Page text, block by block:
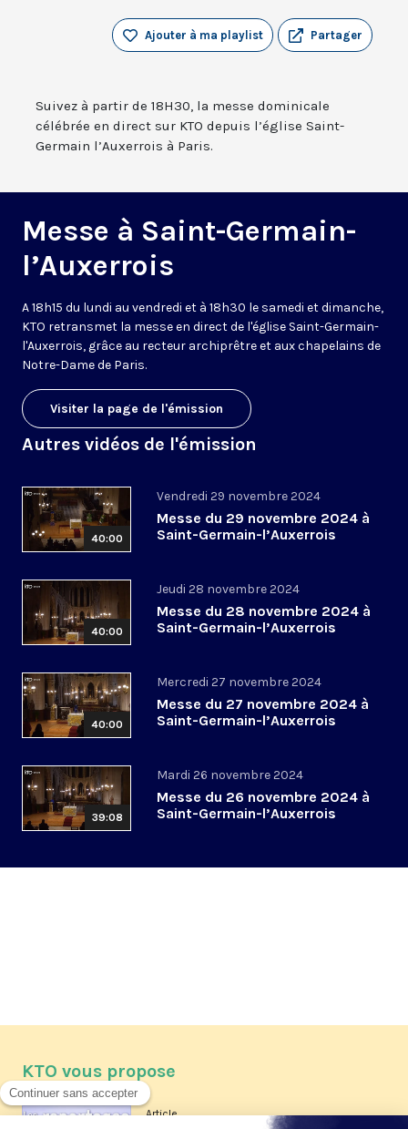
Partager
Ajouter à ma playlist
Suivez à partir de 18H30, la messe dominicale
célébrée en direct sur KTO depuis l’église Saint-
Germain l’Auxerrois à Paris.
Messe à Saint-Germain-
l’Auxerrois
A 18h15 du lundi au vendredi et à 18h30 le samedi et dimanche,
KTO retransmet la messe en direct de l'église Saint-Germain-
l'Auxerrois, grâce au recteur archiprêtre et aux chapelains de
Notre-Dame de Paris.
Visiter la page de l'émission
Autres vidéos de l'émission
40:00
Vendredi 29 novembre 2024
Messe du 29 novembre 2024 à
Saint-Germain-l’Auxerrois
40:00
Jeudi 28 novembre 2024
Messe du 28 novembre 2024 à
Saint-Germain-l’Auxerrois
40:00
Mercredi 27 novembre 2024
Messe du 27 novembre 2024 à
Saint-Germain-l’Auxerrois
39:08
Mardi 26 novembre 2024
Messe du 26 novembre 2024 à
Saint-Germain-l’Auxerrois
KTO vous propose
Article